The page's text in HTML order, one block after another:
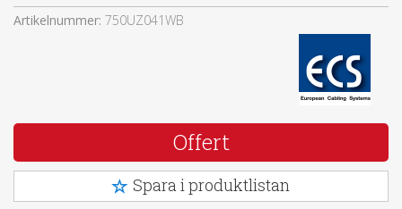
Artikelnummer: 750UZ041WB
Offert
Spara i produktlistan